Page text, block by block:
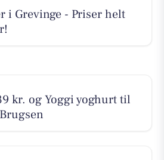
i Grevinge - Priser helt
kr. og Yoggi yoghurt til